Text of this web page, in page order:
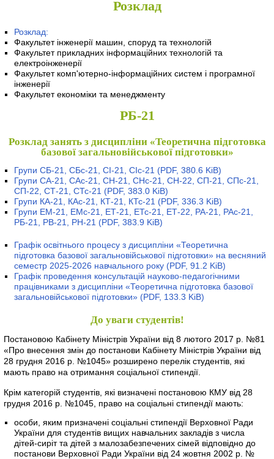
Розклад
Розклад:
Факультет інженерії машин, споруд та технологій
Факультет прикладних інформаційних технологій та
електроінженерії
Факультет комп'ютерно-інформаційних систем і програмної
інженерії
Факультет економіки та менеджменту
РБ-21
Розклад занять з дисципліни «Теоретична підготовка
базової загальновійськової підготовки»
Групи СБ-21, СБс-21, СІ-21, СІс-21 (PDF, 380.6 KiB)
Групи СА-21, САс-21, СН-21, СНс-21, СН-22, СП-21, СПс-21,
СП-22, СТ-21, СТс-21 (PDF, 383.0 KiB)
Групи КА-21, КАс-21, КТ-21, КТс-21 (PDF, 336.3 KiB)
Групи ЕМ-21, ЕМс-21, ЕТ-21, ЕТс-21, ЕТ-22, РА-21, РАс-21,
РБ-21, РВ-21, РН-21 (PDF, 383.9 KiB)
Графік освітнього процесу з дисципліни «Теоретична
підготовка базової загальновійськової підготовки» на весняний
семестр 2025-2026 навчального року (PDF, 91.2 KiB)
Графік проведення консультацій науково-педагогічними
працівниками з дисципліни «Теоретична підготовка базової
загальновійськової підготовки» (PDF, 133.3 KiB)
До уваги студентів!
Постановою Кабінету Міністрів України від 8 лютого 2017 р. №81
«Про внесення змін до постанови Кабінету Міністрів України від
28 грудня 2016 р. №1045» розширено перелік студентів, які
мають право на отримання соціальної стипендії.
Крім категорій студентів, які визначені постановою КМУ від 28
грудня 2016 р. №1045, право на соціальні стипендії мають:
особи, яким призначені соціальні стипендії Верховної Ради
України для студентів вищих навчальних закладів з числа
дітей-сиріт та дітей з малозабезпечених сімей відповідно до
постанови Верховної Ради України від 24 жовтня 2002 р. №